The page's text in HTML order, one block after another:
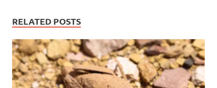
RELATED POSTS